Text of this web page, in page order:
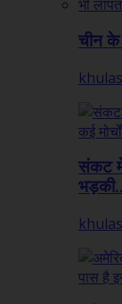
चीन के
संकट